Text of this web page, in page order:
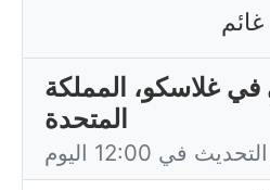
غائم
غلاسكو، المملكة
المتحدة
في 12:00 اليوم